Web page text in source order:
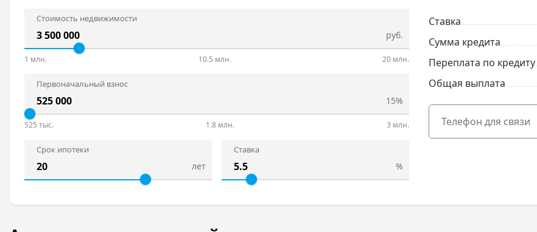
Стоимость недвижимости
руб.
1 млн. 10.5 млн. 20 млн.
Первоначальный взнос
15%
525 тыс. 1.8 млн. 3 млн.
Срок ипотеки
лет
Ставка
%
Ставка
Сумма кредита
Переплата по кредиту
Общая выплата